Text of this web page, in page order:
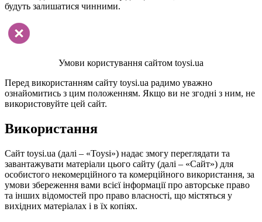
будуть залишатися чинними.
Умови користування сайтом toysi.ua
Перед використанням сайту toysi.ua радимо уважно
ознайомитись з цим положенням. Якщо ви не згодні з ним, не
використовуйте цей сайт.
Використання
Сайт toysi.ua (далі – «Toysi») надає змогу переглядати та
завантажувати матеріали цього сайту (далі – «Сайт») для
особистого некомерційного та комерційного використання, за
умови збереження вами всієї інформації про авторське право
та інших відомостей про право власності, що містяться у
вихідних матеріалах і в їх копіях.